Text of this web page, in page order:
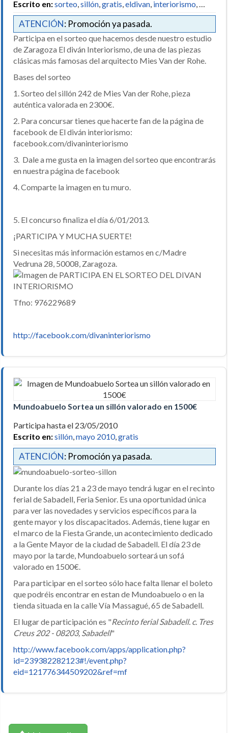
Escrito en:sorteo sillón gratis eldivan interiorismo
ATENCIÓN: Promoción ya pasada.
Participa en el sorteo que hacemos desde nuestro estudio
de Zaragoza El diván Interiorismo, de una de las piezas
clásicas más famosas del arquitecto Mies Van der Rohe.
Bases del sorteo
1. Sorteo del sillón 242 de Mies Van der Rohe, pieza
auténtica valorada en 2300€.
2. Para concursar tienes que hacerte fan de la página de
facebook de El diván interiorismo:
facebook.com/divaninteriorismo
3. Dale a me gusta en la imagen del sorteo que encontrarás
en nuestra página de facebook
4. Comparte la imagen en tu muro.
5. El concurso finaliza el día 6/01/2013.
¡PARTICIPA Y MUCHA SUERTE!
Si necesitas más información estamos en c/Madre
Vedruna 28, 50008, Zaragoza.
Tfno: 976229689
http://facebook.com/divaninteriorismo
Mundoabuelo Sortea un sillón valorado en 1500€
Participa hasta el 23/05/2010
Escrito en:sillón mayo 2010, gratis
ATENCIÓN: Promoción ya pasada.
Durante los días 21 a 23 de mayo tendrá lugar en el recinto
ferial de Sabadell, Feria Senior. Es una oportunidad única
para ver las novedades y servicios específicos para la
gente mayor y los discapacitados. Además, tiene lugar en
el marco de la Fiesta Grande, un acontecimiento dedicado
a la Gente Mayor de la ciudad de Sabadell. El día 23 de
mayo por la tarde, Mundoabuelo sorteará un sofá
valorado en 1500€.
Para participar en el sorteo sólo hace falta llenar el boleto
que podréis encontrar en estan de Mundoabuelo o en la
tienda situada en la calle Vía Massagué, 65 de Sabadell.
El lugar de participación es "Recinto ferial Sabadell. c. Tres
Creus 202 - 08203, Sabadell"
http://www.facebook.com/apps/application.php?
id=239382282123#!/event.php?
eid=121776344509202&ref=mf